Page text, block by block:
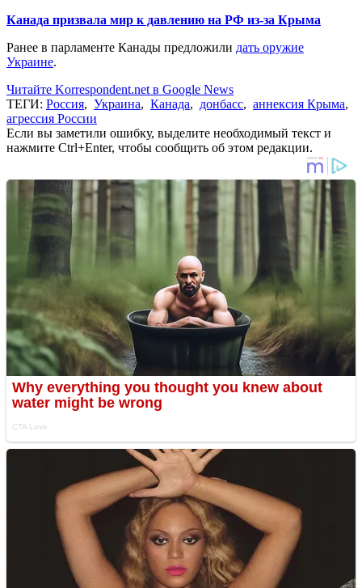
Канада призвала мир к давлению на РФ из-за Крыма
Ранее в парламенте Канады предложили дать оружие
Украине.
Читайте Korrespondent.net в Google News
ТЕГИ: Россия, Украина, Канада, донбасс, аннексия Крыма,
агрессия России
Если вы заметили ошибку, выделите необходимый текст и
нажмите Ctrl+Enter, чтобы сообщить об этом редакции.